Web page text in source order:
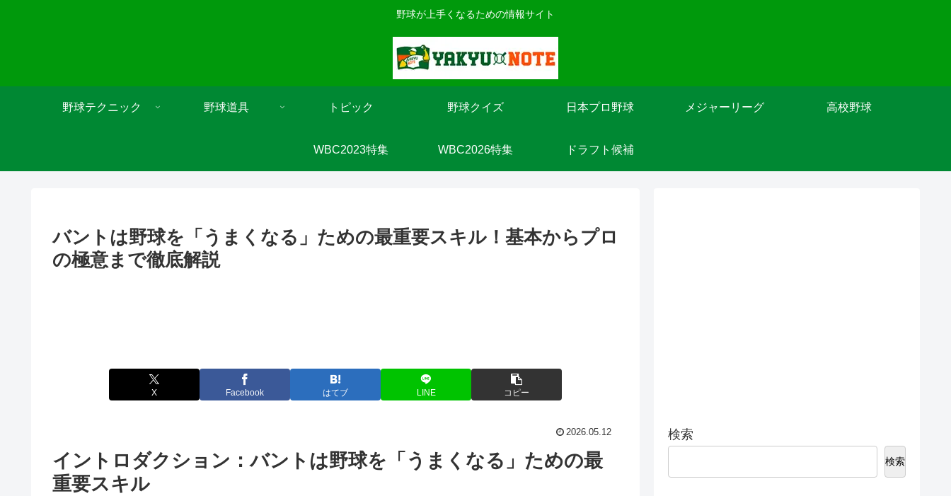
野球が上手くなるための情報サイト
野球テクニック 野球道具 トピック 野球クイズ 日本プロ野球 メジャーリーグ 高校野球
WBC2023特集 WBC2026特集 ドラフト候補
バントは野球を「うまくなる」ための最重要スキル！基本からプロ
の極意まで徹底解説
X Facebook はてブ LINE コピー
2026.05.12
イントロダクション：バントは野球を「うまくなる」ための最
重要スキル
検索
検索